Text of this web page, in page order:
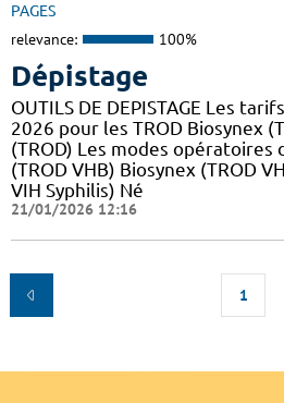
PAGES
relevance: 100%
Dépistage
OUTILS DE DEPISTAGE Les
2026 pour les TROD Biosynex
(TROD) Les modes opératoires
(TROD VHB) Biosynex (TROD
VIH Syphilis) Né
21/01/2026 12:16
1